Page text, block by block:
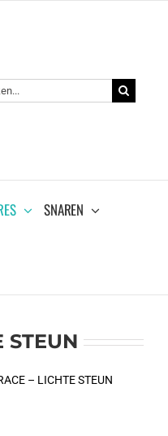
SNAREN
STEUN
– LICHTE STEUN